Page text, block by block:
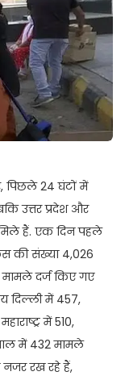
पिछले 24 घंटों में
उत्तर प्रदेश और
हैं. एक दिन पहले
की संख्या 4,026
दर्ज किए गए
में 457,
में 510,
में 432 मामले
नजर रख रहे हैं,